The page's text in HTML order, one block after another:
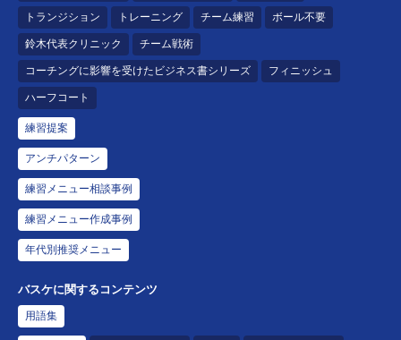
トランジション トレーニング チーム練習 ボール不要
鈴木代表クリニック チーム戦術
コーチングに影響を受けたビジネス書シリーズ フィニッシュ
ハーフコート
練習提案
アンチパターン
練習メニュー相談事例
練習メニュー作成事例
年代別推奨メニュー
バスケに関するコンテンツ
用語集